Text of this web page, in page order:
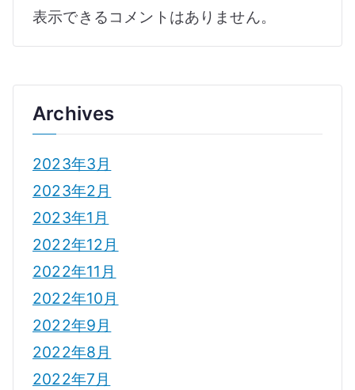
表示できるコメントはありません。
Archives
2023年3月
2023年2月
2023年1月
2022年12月
2022年11月
2022年10月
2022年9月
2022年8月
2022年7月